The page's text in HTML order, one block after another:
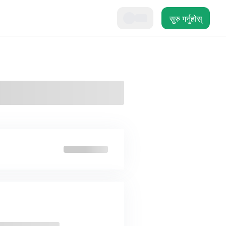
सुरु गर्नुहोस्